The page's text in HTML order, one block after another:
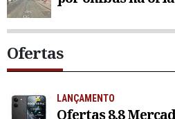
Ofertas
LANÇAMENTO
Ofertas 8.8